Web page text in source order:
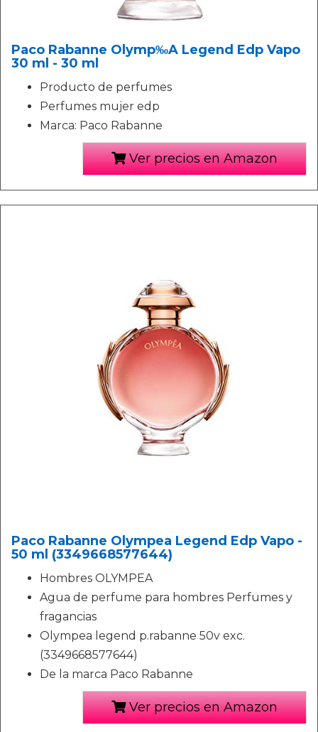
Paco Rabanne Olymp‰A Legend Edp Vapo
30 ml - 30 ml
Producto de perfumes
Perfumes mujer edp
Marca: Paco Rabanne
Ver precios en Amazon
Paco Rabanne Olympea Legend Edp Vapo -
50 ml (3349668577644)
Hombres OLYMPEA
Agua de perfume para hombres Perfumes y
fragancias
Olympea legend p.rabanne 50v exc.
(3349668577644)
De la marca Paco Rabanne
Ver precios en Amazon